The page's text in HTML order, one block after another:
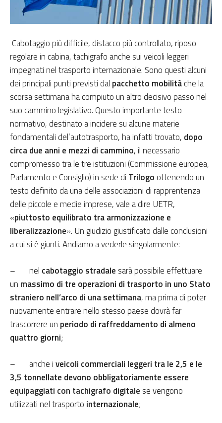
Cabotaggio più difficile, distacco più controllato, riposo
regolare in cabina, tachigrafo anche sui veicoli leggeri
impegnati nel trasporto internazionale. Sono questi alcuni
dei principali punti previsti dal pacchetto mobilitàche la
scorsa settimana ha compiuto un altro decisivo passo nel
suo cammino legislativo. Questo importante testo
normativo, destinato a incidere su alcune materie
fondamentali del’autotrasporto, ha infatti trovato, dopo
circa due anni e mezzi di cammino, il necessario
compromesso tra le tre istituzioni (Commissione europea,
Parlamento e Consiglio) in sede di Trilogo ottenendo un
testo definito da una delle associazioni di rapprentenza
delle piccole e medie imprese, vale a dire UETR,
«piuttosto equilibrato tra armonizzazione e
liberalizzazione». Un giudizio giustificato dalle conclusioni
a cui si è giunti. Andiamo a vederle singolarmente:
– nel cabotaggio stradale sarà possibile effettuare
un massimo di tre operazioni di trasporto in uno Stato
straniero nell’arco di una settimana, ma prima di poter
nuovamente entrare nello stesso paese dovrà far
trascorrere un periodo di raffreddamento di almeno
quattro giorni;
– anche iveicoli commerciali leggeri tra le 2,5 e le
3,5 tonnellate devono obbligatoriamente essere
equipaggiati con tachigrafo digitale se vengono
utilizzati nel trasporto internazionale;